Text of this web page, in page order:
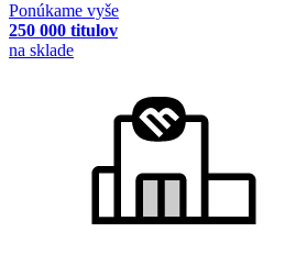
Ponúkame vyše
250 000 titulov
na sklade